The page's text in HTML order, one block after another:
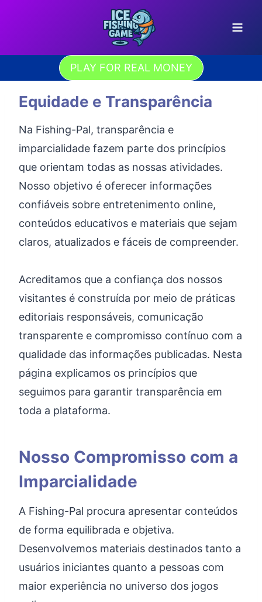
PLAY FOR REAL MONEY
Equidade e Transparência
Na Fishing-Pal, transparência e
imparcialidade fazem parte dos princípios
que orientam todas as nossas atividades.
Nosso objetivo é oferecer informações
confiáveis sobre entretenimento online,
conteúdos educativos e materiais que sejam
claros, atualizados e fáceis de compreender.
Acreditamos que a confiança dos nossos
visitantes é construída por meio de práticas
editoriais responsáveis, comunicação
transparente e compromisso contínuo com a
qualidade das informações publicadas. Nesta
página explicamos os princípios que
seguimos para garantir transparência em
toda a plataforma.
Nosso Compromisso com a
Imparcialidade
A Fishing-Pal procura apresentar conteúdos
de forma equilibrada e objetiva.
Desenvolvemos materiais destinados tanto a
usuários iniciantes quanto a pessoas com
maior experiência no universo dos jogos